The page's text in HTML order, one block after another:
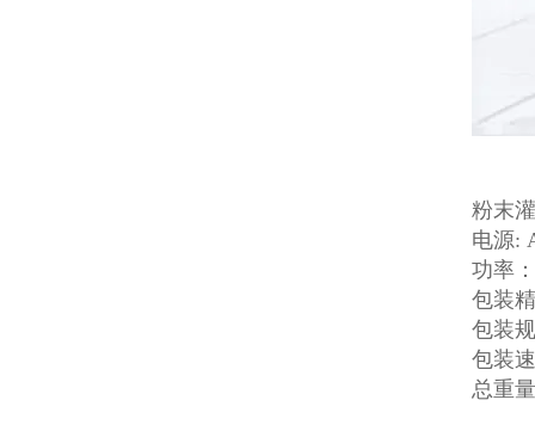
粉末
电源:
功率
包装
包装
包装
总重